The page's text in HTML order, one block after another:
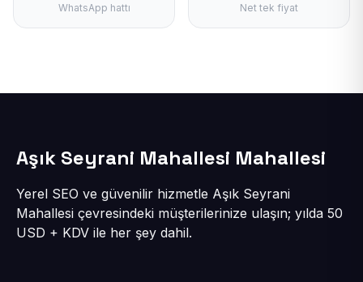
WhatsApp hattı
Net tek fiyat
Aşık Seyrani Mahallesi Mahallesi
Yerel SEO ve güvenilir hizmetle Aşık Seyrani
Mahallesi çevresindeki müşterilerinize ulaşın; yılda 50
USD + KDV ile her şey dahil.